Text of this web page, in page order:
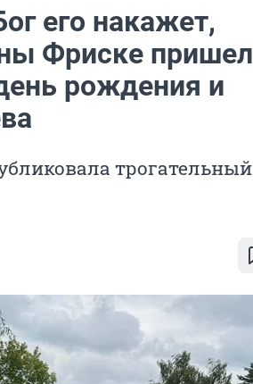
его накажет,
Фриске
рождения и